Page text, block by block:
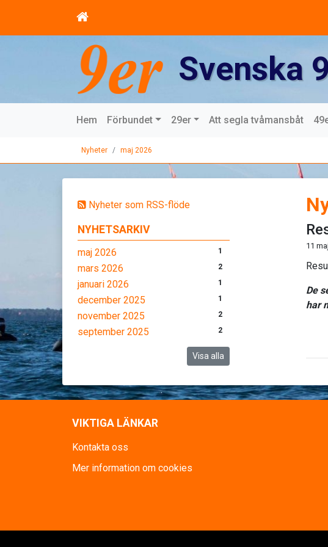
Svenska
Hem Förbundet 29er Att segla tvåmansbåt
Nyheter maj 2026
Nyheter som RSS-flöde
NYHETSARKIV
maj 2026 1
mars 2026 2
januari 2026 1
december 2025 1
november 2025 2
september 2025 2
Visa alla
11
De
har
VIKTIGA LÄNKAR
Kontakta oss
Mer information om cookies